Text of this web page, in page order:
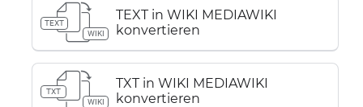
TEXT
WIKI
TEXT in WIKI MEDIAWIKI
konvertieren
TXT
WIKI
TXT in WIKI MEDIAWIKI
konvertieren